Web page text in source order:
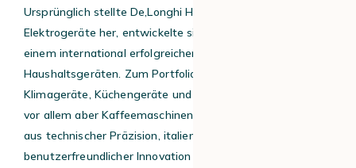
Ursprünglich stellte De‚Longhi Heizgeräte und kleinere
Elektrogeräte her, entwickelte sich dann aber schnell zu
einem international erfolgreichen Hersteller von
Haushaltsgeräten. Zum Portfolio gehören heute
Klimageräte, Küchengeräte und Bodenpflegeprodukte –
vor allem aber Kaffeemaschinen. Mit einer Kombination
aus technischer Präzision, italienischem Design und
benutzerfreundlicher Innovation gelingt es der Marke,